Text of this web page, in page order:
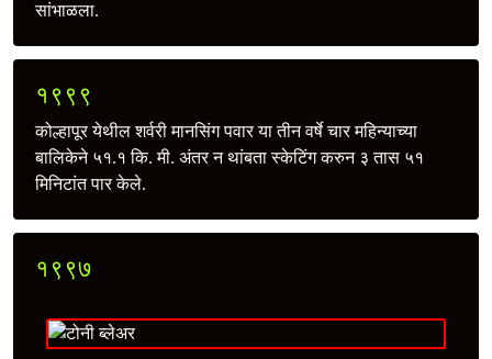
सांभाळला.
१९९९
कोल्हापूर येथील शर्वरी मानसिंग पवार या तीन वर्षे चार महिन्याच्या
बालिकेने ५१.१ कि. मी. अंतर न थांबता स्केटिंग करुन ३ तास ५१
मिनिटांत पार केले.
१९९७